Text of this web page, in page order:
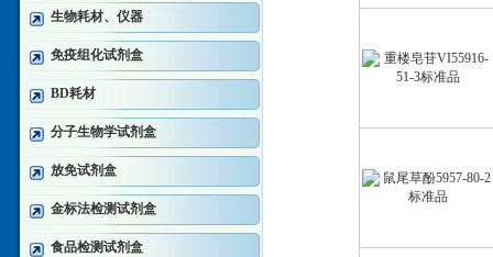
生物耗材、仪器
免疫组化试剂盒
BD耗材
分子生物学试剂盒
放免试剂盒
金标法检测试剂盒
食品检测试剂盒